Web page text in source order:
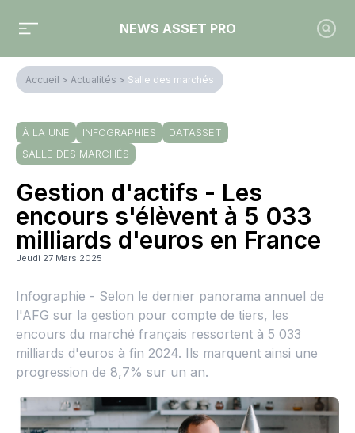
NEWS ASSET PRO
Accueil > Actualités > Salle des marchés
À LA UNE INFOGRAPHIES
DATASSET
SALLE DES MARCHÉS
Gestion d'actifs - Les
encours s'élèvent à 5 033
milliards d'euros en France
Jeudi 27 Mars 2025
Infographie - Selon le dernier panorama annuel de
l'AFG sur la gestion pour compte de tiers, les
encours du marché français ressortent à 5 033
milliards d'euros à fin 2024. Ils marquent ainsi une
progression de 8,7% sur un an.